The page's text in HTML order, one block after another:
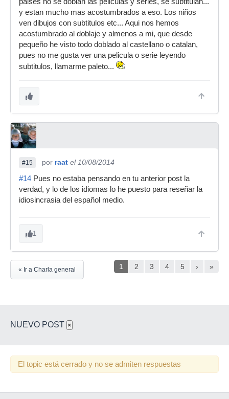
paises no se doblan las peliculas y series, se subtitulan...
y estan mucho mas acostumbrados a eso. Los niños
ven dibujos con subtitulos etc... Aqui nos hemos
acostumbrado al doblaje y almenos a mi, que desde
pequeño he visto todo doblado al castellano o catalan,
pues no me gusta ver una pelicula o serie leyendo
subtitulos, llamarme paleto...
#15 por raat el 10/08/2014
#14 Pues no estaba pensando en tu anterior post la
verdad, y lo de los idiomas lo he puesto para reseñar la
idiosincrasia del español medio.
1
1 2 3 4 5 › »
« Ir a Charla general
NUEVO POST ×
El topic está cerrado y no se admiten respuestas